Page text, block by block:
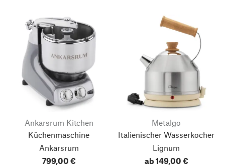
Ankarsrum Kitchen
Küchenmaschine
Ankarsrum
799,00 €
Metalgo
Italienischer Wasserkocher
Lignum
ab 149,00 €